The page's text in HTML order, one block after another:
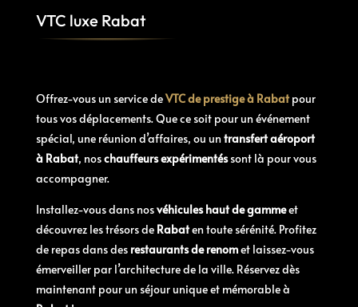
VTC luxe Rabat
Offrez-vous un service deVTC de prestige à Rabatpour
tous vos déplacements. Que ce soit pour un événement
spécial, une réunion d’affaires, ou untransfert aéroport
à Rabat, noschauffeurs expérimentéssont là pour vous
accompagner.
Installez-vous dans nosvéhicules haut de gammeet
découvrez les trésors de Rabaten toute sérénité. Profitez
de repas dans des restaurants de renomet laissez-vous
émerveiller par l’architecture de la ville. Réservez dès
maintenant pour un séjour unique et mémorable à